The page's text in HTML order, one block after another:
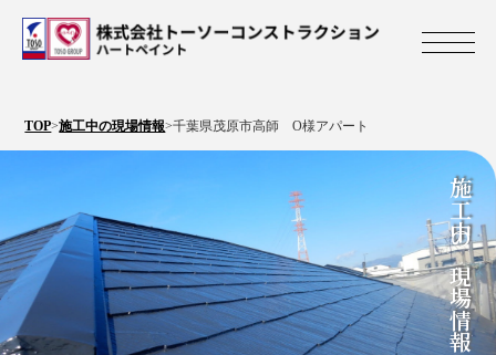
TOP>施工中の現場情報>千葉県茂原市高師 O様アパート
施工中の現場情報